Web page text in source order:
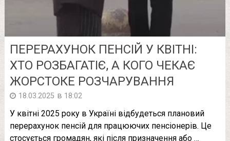
ПЕРЕРАХУНОК ПЕНСІЙ У КВІТНІ:
ХТО РОЗБАГАТІЄ, А КОГО ЧЕКАЄ
ЖОРСТОКЕ РОЗЧАРУВАННЯ
18.03.2025 в 18:02
У квітні 2025 року в Україні відбудеться плановий
перерахунок пенсій для працюючих пенсіонерів. Це
стосується громадян, які після призначення або …